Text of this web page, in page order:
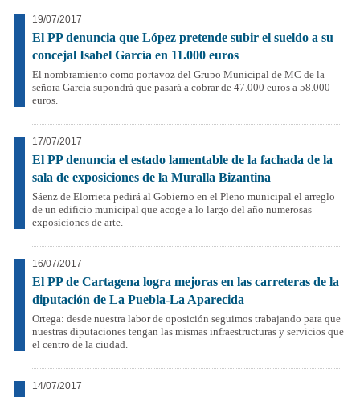
19/07/2017
El PP denuncia que López pretende subir el sueldo a su
concejal Isabel García en 11.000 euros
El nombramiento como portavoz del Grupo Municipal de MC de la
señora García supondrá que pasará a cobrar de 47.000 euros a 58.000
euros.
17/07/2017
El PP denuncia el estado lamentable de la fachada de la
sala de exposiciones de la Muralla Bizantina
Sáenz de Elorrieta pedirá al Gobierno en el Pleno municipal el arreglo
de un edificio municipal que acoge a lo largo del año numerosas
exposiciones de arte.
16/07/2017
El PP de Cartagena logra mejoras en las carreteras de la
diputación de La Puebla-La Aparecida
Ortega: desde nuestra labor de oposición seguimos trabajando para que
nuestras diputaciones tengan las mismas infraestructuras y servicios que
el centro de la ciudad.
14/07/2017